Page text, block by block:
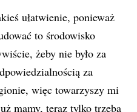
ułatwienie, ponieważ
to środowisko
żeby nie było za
za
więc towarzyszy mi
mamy, teraz tylko trzeba